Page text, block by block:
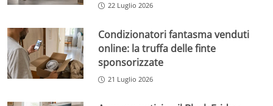
22 Luglio 2026
Condizionatori fantasma venduti
online: la truffa delle finte
sponsorizzate
21 Luglio 2026